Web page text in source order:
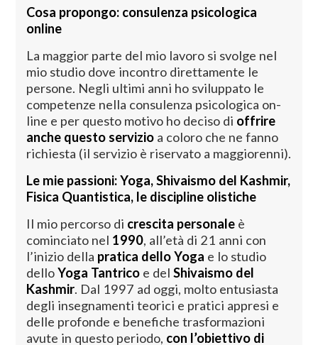
Cosa propongo: consulenza psicologica
online
La maggior parte del mio lavoro si svolge nel
mio studio dove incontro direttamente le
persone. Negli ultimi anni ho sviluppato le
competenze nella consulenza psicologica on-
line e per questo motivo ho deciso di offrire
anche questo servizioa coloro che ne fanno
richiesta (il servizio è riservato a maggiorenni).
Le mie passioni: Yoga, Shivaismo del Kashmir,
Fisica Quantistica, le discipline olistiche
Il mio percorso di crescita personaleè
cominciato nel 1990, all’età di 21 anni con
l’inizio della pratica dello Yoga e lo studio
delloYoga Tantricoe del Shivaismo del
Kashmir. Dal 1997 ad oggi, molto entusiasta
degli insegnamenti teorici e pratici appresi e
delle profonde e benefiche trasformazioni
avute in questo periodo, con l’obiettivo di